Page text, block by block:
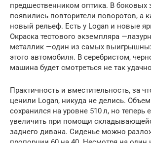
предшественником оптика. В боковых
появились повторители поворотов, а
новый рельеф. Есть у Logan и новые
Окраска тестового экземпляра
металлик —один из самых
этого автомобиля. В серебристом,
машина будет смотреться не так
Практичность и вместительность, за
ценили Logan, никуда не делись.
сохранился на уровне 510 л, но теперь
увеличить при помощи
заднего дивана. Сиденье можно